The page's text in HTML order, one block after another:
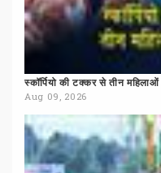
स्कॉर्पियो की टक्कर से तीन महिलाओं
Aug 09, 2026